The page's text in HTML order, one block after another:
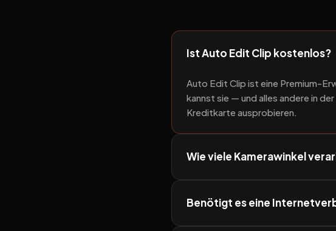
Ist Auto Edit Clip kostenlos?
Auto Edit Clip ist eine Premium-
kannst sie — und alles andere in
Kreditkarte ausprobieren.
Wie viele Kamerawinkel
Benötigt es eine